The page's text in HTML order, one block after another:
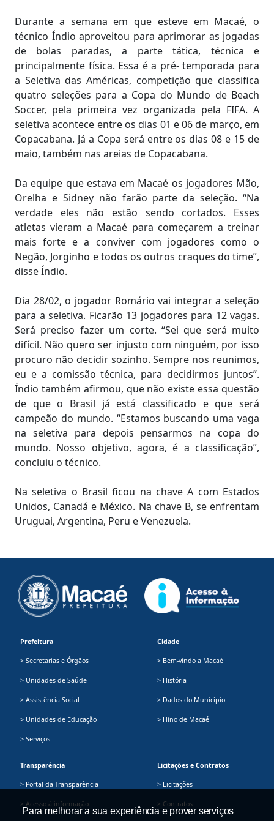
Durante a semana em que esteve em Macaé, o
técnico Índio aproveitou para aprimorar as jogadas
de bolas paradas, a parte tática, técnica e
principalmente física. Essa é a pré- temporada para
a Seletiva das Américas, competição que classifica
quatro seleções para a Copa do Mundo de Beach
Soccer, pela primeira vez organizada pela FIFA. A
seletiva acontece entre os dias 01 e 06 de março, em
Copacabana. Já a Copa será entre os dias 08 e 15 de
maio, também nas areias de Copacabana.
Da equipe que estava em Macaé os jogadores Mão,
Orelha e Sidney não farão parte da seleção. “Na
verdade eles não estão sendo cortados. Esses
atletas vieram a Macaé para começarem a treinar
mais forte e a conviver com jogadores como o
Negão, Jorginho e todos os outros craques do time”,
disse Índio.
Dia 28/02, o jogador Romário vai integrar a seleção
para a seletiva. Ficarão 13 jogadores para 12 vagas.
Será preciso fazer um corte. “Sei que será muito
difícil. Não quero ser injusto com ninguém, por isso
procuro não decidir sozinho. Sempre nos reunimos,
eu e a comissão técnica, para decidirmos juntos”.
Índio também afirmou, que não existe essa questão
de que o Brasil já está classificado e que será
campeão do mundo. “Estamos buscando uma vaga
na seletiva para depois pensarmos na copa do
mundo. Nosso objetivo, agora, é a classificação”,
concluiu o técnico.
Na seletiva o Brasil ficou na chave A com Estados
Unidos, Canadá e México. Na chave B, se enfrentam
Uruguai, Argentina, Peru e Venezuela.
Prefeitura
> Secretarias e Órgãos
> Unidades de Saúde
> Assistência Social
> Unidades de Educação
> Serviços
Cidade
> Bem-vindo a Macaé
> História
> Dados do Município
> Hino de Macaé
Transparência
> Portal da Transparência
> Acesso à informação
Licitações e Contratos
> Licitações
> Contratos
Para melhorar a sua experiência e prover serviços